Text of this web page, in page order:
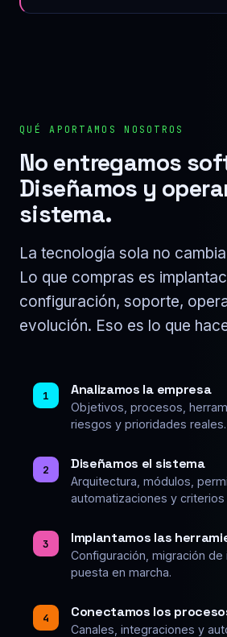
QUÉ APORTAMOS NOSOTROS
No entregamos
Diseñamos y
sistema.
La tecnología sola no
Lo que compras es
configuración, soporte,
evolución. Eso es lo que
1 Analizamos la empresa
Objetivos, procesos,
riesgos y prioridades reales.
2 Diseñamos el sistema
Arquitectura, módulos,
automatizaciones y
3 Implantamos las
Configuración, migración
puesta en marcha.
4 Conectamos los
Canales, integraciones y